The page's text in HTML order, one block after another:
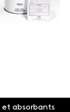
et absorbants